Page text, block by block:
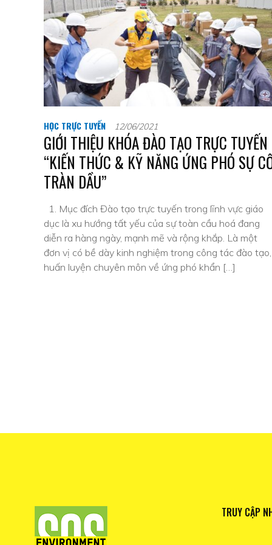
HỌC TRỰC TUYẾN 12/06/2021
GIỚI THIỆU KHÓA ĐÀO TẠO TRỰC TUYẾN
“KIẾN THỨC & KỸ NĂNG ỨNG PHÓ SỰ
TRÀN DẦU”
1. Mục đích Đào tạo trực tuyến trong lĩnh vực giáo
dục là xu hướng tất yếu của sự toàn cầu hoá đang
diễn ra hàng ngày, mạnh mẽ và rộng khắp. Là một
đơn vị có bề dày kinh nghiệm trong công tác đào tạo,
huấn luyện chuyên môn về ứng phó khẩn […]
TRUY CẬP